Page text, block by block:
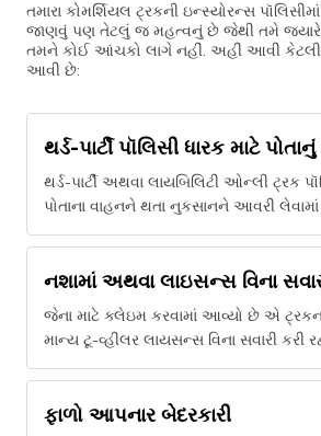
તમારા કોમર્શિયલ ટ્રકની ઇન્સ્યોરન્સ
જાણવું પણ તેટલું જ મહત્વનું છે જેથી તમે જ્યારે
તમને કોઈ આંચકો લાગે નહીં. અહીં આવી
આવી છે:
થર્ડ-પાર્ટી પૉલિસી ધારક માટે
થર્ડ-પાર્ટી અથવા લાયબિલિટી ઓન્લી ટ્રક
પોતાના વાહનને થતા નુકસાનને આવરી
નશામાં અથવા લાઇસન્સ વિના
જેના માટે ક્લેઇમ કરવામાં આવ્યો છે એ
માન્ય ટૂ-વ્હીલર લાયસન્સ વિના સવારી કરી
ફાળો આપનાર બેદરકારી